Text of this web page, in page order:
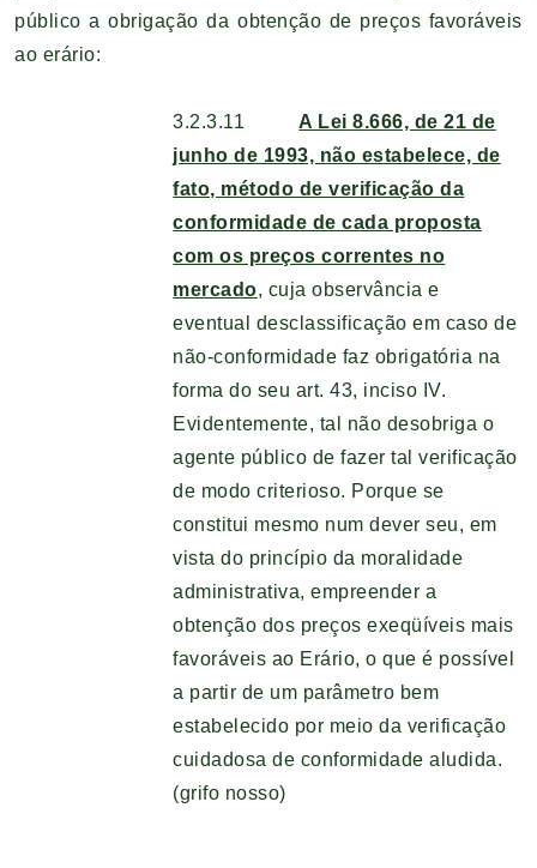
público a obrigação da obtenção de preços favoráveis
ao erário:
3.2.3.11 A Lei 8.666, de 21 de
junho de 1993, não estabelece, de
fato, método de verificação da
conformidade de cada proposta
com os preços correntes no
mercado, cuja observância e
eventual desclassificação em caso de
não-conformidade faz obrigatória na
forma do seu art. 43, inciso IV.
Evidentemente, tal não desobriga o
agente público de fazer tal verificação
de modo criterioso. Porque se
constitui mesmo num dever seu, em
vista do princípio da moralidade
administrativa, empreender a
obtenção dos preços exeqüíveis mais
favoráveis ao Erário, o que é possível
a partir de um parâmetro bem
estabelecido por meio da verificação
cuidadosa de conformidade aludida.
(grifo nosso)